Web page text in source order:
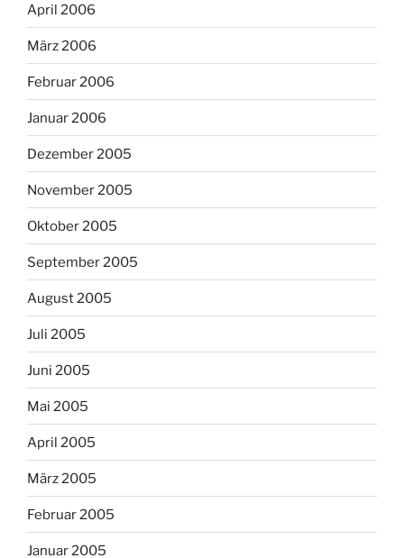
April 2006
März 2006
Februar 2006
Januar 2006
Dezember 2005
November 2005
Oktober 2005
September 2005
August 2005
Juli 2005
Juni 2005
Mai 2005
April 2005
März 2005
Februar 2005
Januar 2005